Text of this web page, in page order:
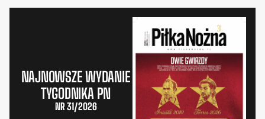
NAJNOWSZE WYDANIE
TYGODNIKA PN
NR 31/2026